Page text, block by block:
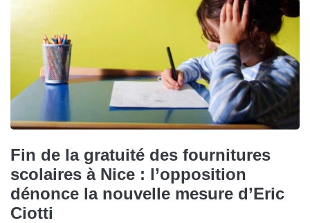
Fin de la gratuité des fournitures
scolaires à Nice : l’opposition
dénonce la nouvelle mesure d’Eric
Ciotti